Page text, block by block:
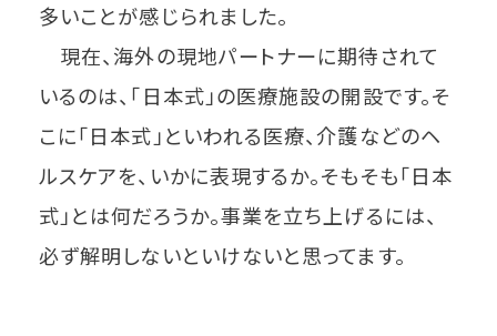
多いことが感じられました。
現在、海外の現地パートナーに期待されて
いるのは、「日本式」の医療施設の開設です。そ
こに「日本式」といわれる医療、介護などのヘ
ルスケアを、いかに表現するか。そもそも「日本
式」とは何だろうか。事業を立ち上げるには、
必ず解明しないといけないと思ってます。